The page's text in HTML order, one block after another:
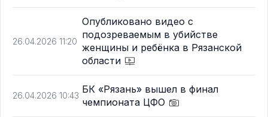
26.04.2026 11:20
Опубликовано видео с
подозреваемым в убийстве
женщины и ребёнка в Рязанской
области
26.04.2026 10:43
БК «Рязань» вышел в финал
чемпионата ЦФО